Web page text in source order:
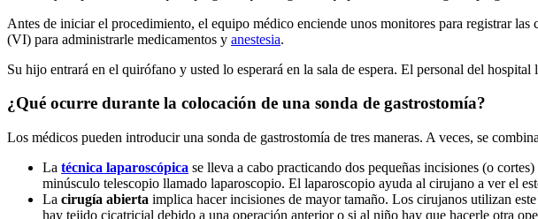
Antes de iniciar el procedimiento, el equipo médico enciende unos monitores para registrar
(VI) para administrarle medicamentos y anestesia.
Su hijo entrará en el quirófano y usted lo esperará en la sala de espera. El personal del
¿Qué ocurre durante la colocación de una sonda de gastrostomía?
Los médicos pueden introducir una sonda de gastrostomía de tres maneras. A veces, se
La técnica laparoscópica se lleva a cabo practicando dos pequeñas incisiones (o
minúsculo telescopio llamado laparoscopio. El laparoscopio ayuda al cirujano a ver el
La cirugía abierta implica hacer incisiones de mayor tamaño. Los cirujanos utilizan
hay tejido cicatricial debido a una operación anterior o si al niño hay que hacerle otra